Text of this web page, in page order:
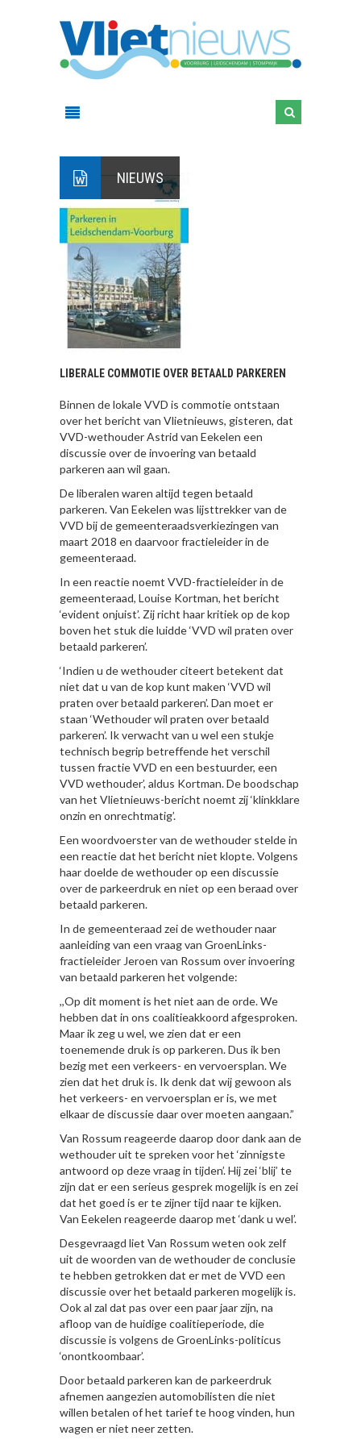
NIEUWS
LIBERALE COMMOTIE OVER BETAALD PARKEREN
Binnen de lokale VVD is commotie ontstaan
over het bericht van Vlietnieuws, gisteren, dat
VVD-wethouder Astrid van Eekelen een
discussie over de invoering van betaald
parkeren aan wil gaan.
De liberalen waren altijd tegen betaald
parkeren. Van Eekelen was lijsttrekker van de
VVD bij de gemeenteraadsverkiezingen van
maart 2018 en daarvoor fractieleider in de
gemeenteraad.
In een reactie noemt VVD-fractieleider in de
gemeenteraad, Louise Kortman, het bericht
‘evident onjuist’. Zij richt haar kritiek op de kop
boven het stuk die luidde ‘VVD wil praten over
betaald parkeren’.
‘Indien u de wethouder citeert betekent dat
niet dat u van de kop kunt maken ‘VVD wil
praten over betaald parkeren’. Dan moet er
staan ‘Wethouder wil praten over betaald
parkeren’. Ik verwacht van u wel een stukje
technisch begrip betreffende het verschil
tussen fractie VVD en een bestuurder, een
VVD wethouder’, aldus Kortman. De boodschap
van het Vlietnieuws-bericht noemt zij ‘klinkklare
onzin en onrechtmatig’.
Een woordvoerster van de wethouder stelde in
een reactie dat het bericht niet klopte. Volgens
haar doelde de wethouder op een discussie
over de parkeerdruk en niet op een beraad over
betaald parkeren.
In de gemeenteraad zei de wethouder naar
aanleiding van een vraag van GroenLinks-
fractieleider Jeroen van Rossum over invoering
van betaald parkeren het volgende:
,,Op dit moment is het niet aan de orde. We
hebben dat in ons coalitieakkoord afgesproken.
Maar ik zeg u wel, we zien dat er een
toenemende druk is op parkeren. Dus ik ben
bezig met een verkeers- en vervoersplan. We
zien dat het druk is. Ik denk dat wij gewoon als
het verkeers- en vervoersplan er is, we met
elkaar de discussie daar over moeten aangaan.”
Van Rossum reageerde daarop door dank aan de
wethouder uit te spreken voor het ‘zinnigste
antwoord op deze vraag in tijden’. Hij zei ‘blij’ te
zijn dat er een serieus gesprek mogelijk is en zei
dat het goed is er te zijner tijd naar te kijken.
Van Eekelen reageerde daarop met ‘dank u wel’.
Desgevraagd liet Van Rossum weten ook zelf
uit de woorden van de wethouder de conclusie
te hebben getrokken dat er met de VVD een
discussie over het betaald parkeren mogelijk is.
Ook al zal dat pas over een paar jaar zijn, na
afloop van de huidige coalitieperiode, die
discussie is volgens de GroenLinks-politicus
‘onontkoombaar’.
Door betaald parkeren kan de parkeerdruk
afnemen aangezien automobilisten die niet
willen betalen of het tarief te hoog vinden, hun
wagen er niet neer zetten.